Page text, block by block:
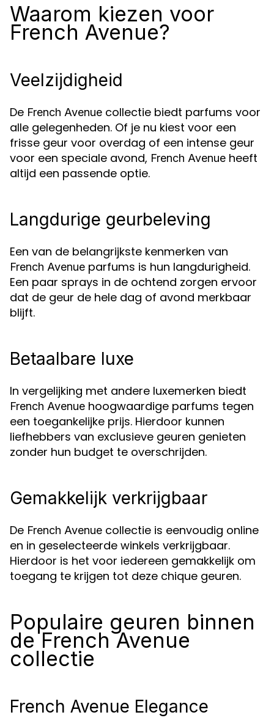
Waarom kiezen voor
French Avenue?
Veelzijdigheid
De French Avenue collectie biedt parfums voor
alle gelegenheden. Of je nu kiest voor een
frisse geur voor overdag of een intense geur
voor een speciale avond, French Avenue heeft
altijd een passende optie.
Langdurige geurbeleving
Een van de belangrijkste kenmerken van
French Avenue parfums is hun langdurigheid.
Een paar sprays in de ochtend zorgen ervoor
dat de geur de hele dag of avond merkbaar
blijft.
Betaalbare luxe
In vergelijking met andere luxemerken biedt
French Avenue hoogwaardige parfums tegen
een toegankelijke prijs. Hierdoor kunnen
liefhebbers van exclusieve geuren genieten
zonder hun budget te overschrijden.
Gemakkelijk verkrijgbaar
De French Avenue collectie is eenvoudig online
en in geselecteerde winkels verkrijgbaar.
Hierdoor is het voor iedereen gemakkelijk om
toegang te krijgen tot deze chique geuren.
Populaire geuren binnen
de French Avenue
collectie
French Avenue Elegance